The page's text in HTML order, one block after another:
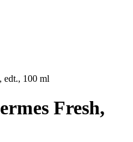
edt., 100 ml
Fresh,